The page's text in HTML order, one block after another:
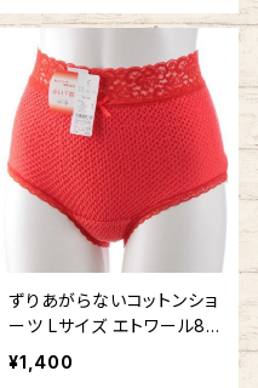
ずりあがらないコットンショ
ーツ Lサイズ エトワール84
1 赤 ウエストレース フルバ
ック 赤パン 鹿の子編み 赤
¥1,400